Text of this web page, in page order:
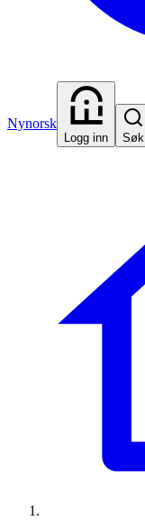
Nynorsk
Logg inn Søk